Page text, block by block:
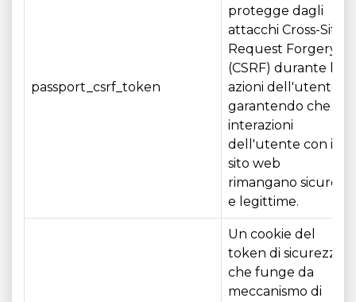
passport_csrf_token
protegge dagli
attacchi Cross-Site
Request Forgery
(CSRF) durante le
azioni dell'utente,
garantendo che le
interazioni
dell'utente con il
sito web
rimangano sicure
e legittime.
Un cookie del
token di sicurezza
che funge da
meccanismo di